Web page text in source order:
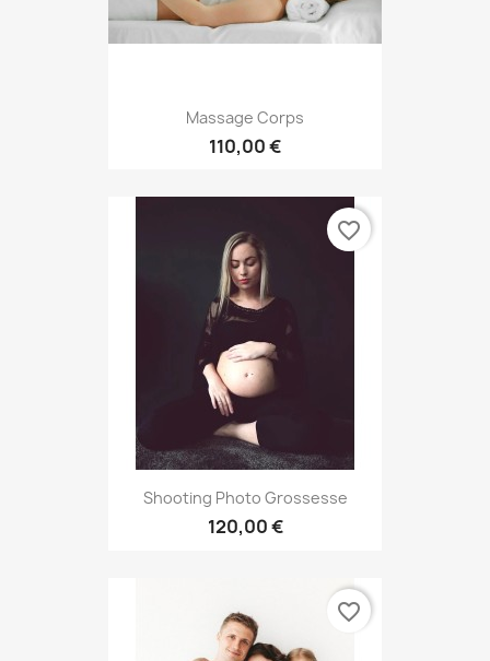
Massage Corps
110,00 €
Shooting Photo Grossesse
120,00 €
favorite_border
favorite_border